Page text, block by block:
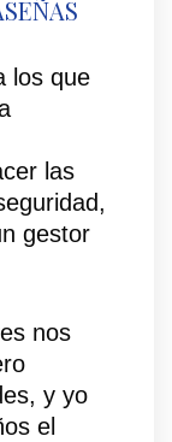
los que
las
gestor
nos
y yo
el